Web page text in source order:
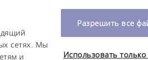
сетях. Мы
и
Разрешить все
Использовать